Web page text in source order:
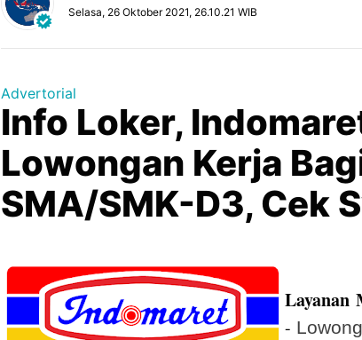
Selasa, 26 Oktober 2021, 26.10.21 WIB
Advertorial
Info Loker,
Lowongan Kerja
SMA/SMK-D3, Cek
Layanan
-